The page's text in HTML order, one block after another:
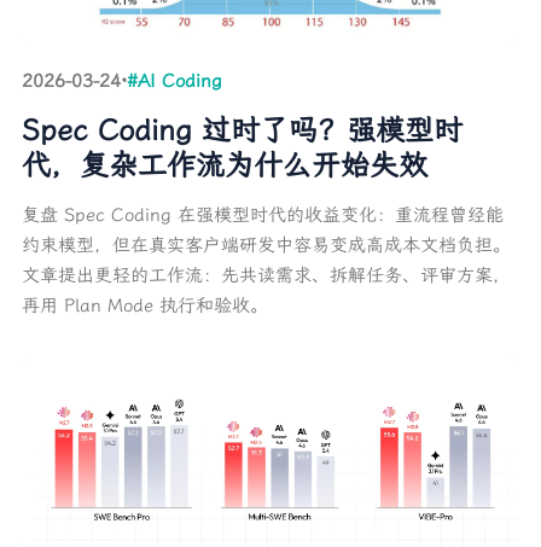
2026-03-24·#AI Coding
Spec Coding 过时了吗？强模型时
代，复杂工作流为什么开始失效
复盘 Spec Coding 在强模型时代的收益变化：重流程曾经能
约束模型，但在真实客户端研发中容易变成高成本文档负担。
文章提出更轻的工作流：先共读需求、拆解任务、评审方案，
再用 Plan Mode 执行和验收。